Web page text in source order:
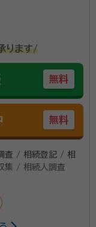
をさせていただ
原因になること
ればご自身の意
あると無効にな
満な相続と確実
族の未来を守る
分割協議書の作
相続放棄、限定
ります/
無料
無料
査 / 相続登記 / 相
集 / 相続人調査